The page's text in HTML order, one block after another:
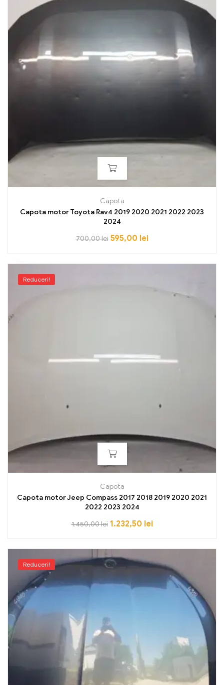
Capota
Capota motor Toyota Rav4 2019 2020 2021 2022 2023
2024
700,00lei 595,00 lei
Reduceri!
Capota
Capota motor Jeep Compass 2017 2018 2019 2020 2021
2022 2023 2024
1.450,00lei 1.232,50 lei
Reduceri!